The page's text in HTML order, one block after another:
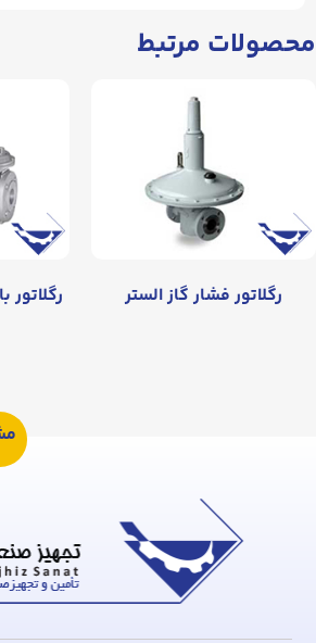
محصولات مرتبط
رگلاتور فشار گاز الستر رگلاتور